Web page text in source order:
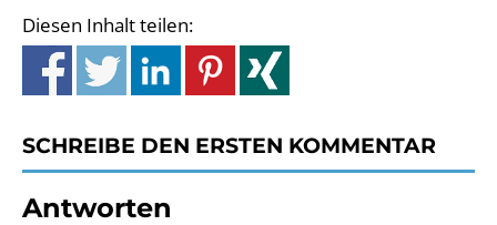
Diesen Inhalt teilen:
SCHREIBE DEN ERSTEN KOMMENTAR
Antworten